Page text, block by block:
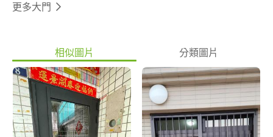
更多大門
相似圖片 分類圖片